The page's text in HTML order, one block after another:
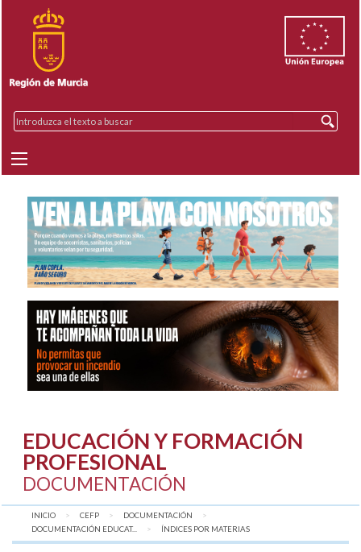
EDUCACIÓN Y FORMACIÓN
PROFESIONAL
DOCUMENTACIÓN
INICIO CEFP
DOCUMENTACIÓN
DOCUMENTACIÓN EDUCAT...
AQUÍ:
ÍNDICES POR MATERIAS